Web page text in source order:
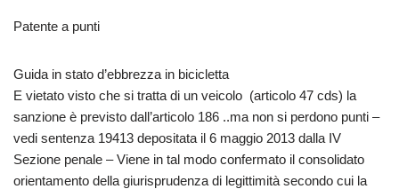
Patente a punti
Guida in stato d’ebbrezza in bicicletta
E vietato visto che si tratta di un veicolo (articolo 47 cds) la
sanzione è previsto dall’articolo 186 ..ma non si perdono punti –
vedi sentenza 19413 depositata il 6 maggio 2013 dalla IV
Sezione penale – Viene in tal modo confermato il consolidato
orientamento della giurisprudenza di legittimità secondo cui la